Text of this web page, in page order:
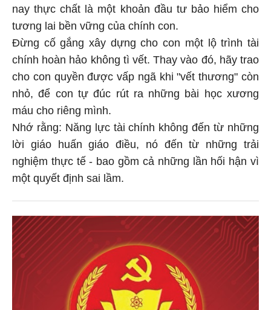
nay thực chất là một khoản đầu tư bảo hiểm cho
tương lai bền vững của chính con.
Đừng cố gắng xây dựng cho con một lộ trình tài
chính hoàn hảo không tì vết. Thay vào đó, hãy trao
cho con quyền được vấp ngã khi "vết thương" còn
nhỏ, để con tự đúc rút ra những bài học xương
máu cho riêng mình.
Nhớ rằng: Năng lực tài chính không đến từ những
lời giáo huấn giáo điều, nó đến từ những trải
nghiệm thực tế - bao gồm cả những lần hối hận vì
một quyết định sai lầm.